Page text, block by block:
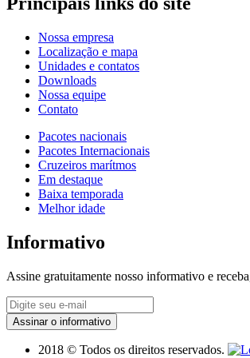
Nossa empresa
Localização e mapa
Unidades e contatos
Downloads
Nossa equipe
Contato
Pacotes nacionais
Pacotes Internacionais
Cruzeiros marítmos
Em destaque
Baixa temporada
Melhor idade
Informativo
Assine gratuitamente nosso informativo e
Assinar o informativo
2018 © Todos os direitos reservados.